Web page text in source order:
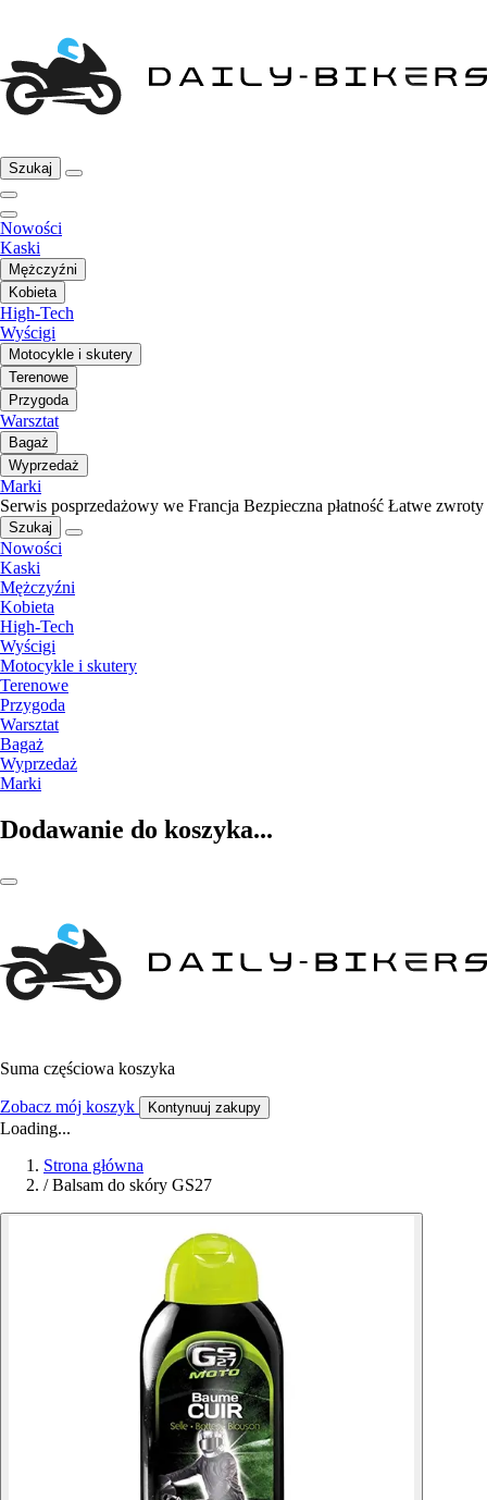
Szukaj
Nowości
Kaski
Mężczyźni
Kobieta
High-Tech
Wyścigi
Motocykle i skutery
Terenowe
Przygoda
Warsztat
Bagaż
Wyprzedaż
Marki
Serwis posprzedażowy we Francja Bezpieczna płatność Łatwe zwroty
Szukaj
Nowości
Kaski
Mężczyźni
Kobieta
High-Tech
Wyścigi
Motocykle i skutery
Terenowe
Przygoda
Warsztat
Bagaż
Wyprzedaż
Marki
Dodawanie do koszyka...
Suma częściowa koszyka
Zobacz mój koszyk Kontynuuj zakupy
Loading...
Strona główna
/ Balsam do skóry GS27